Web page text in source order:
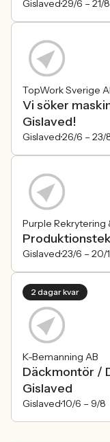
Gislaved29/6 – 21/8
TopWork Sverige
Vi söker
Gislaved!
Gislaved26/6 – 23/
Purple Rekrytering
Gislaved23/6 – 20/
2 dagar kvar
K-Bemanning AB
Däckmontör /
Gislaved
Gislaved10/6 – 9/8